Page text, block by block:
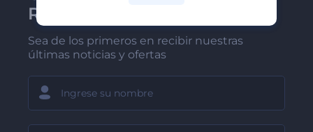
Renderforest
Sea de los primeros en recibir nuestras
últimas noticias y ofertas